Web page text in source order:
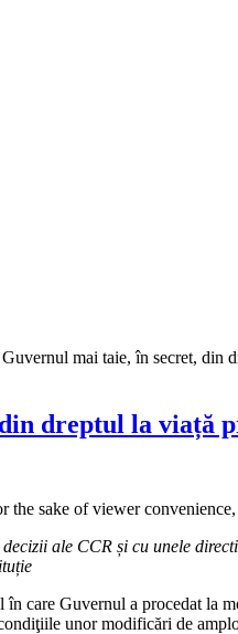
Guvernul mai taie, în secret, din
dreptul la viață
the sake of viewer
ale CCR și cu unele
care Guvernul a procedat la
unor modificări de